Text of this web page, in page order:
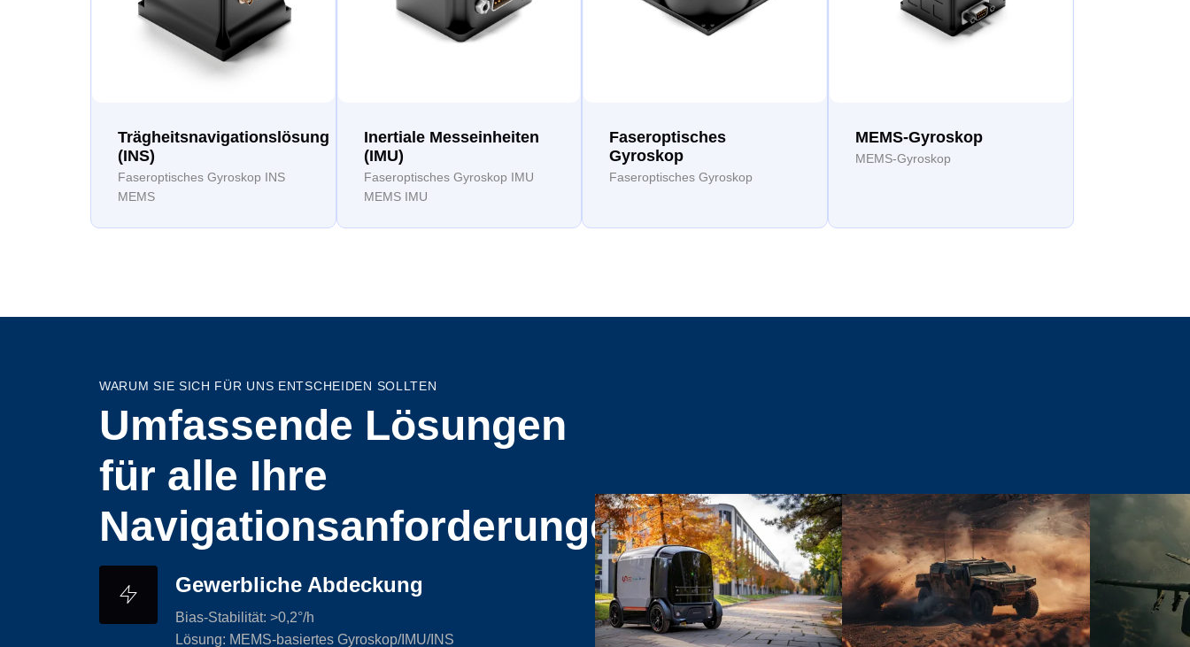
Trägheitsnavigationslösung
(INS)
Faseroptisches Gyroskop INS
MEMS
Inertiale Messeinheiten
(IMU)
Faseroptisches Gyroskop IMU
MEMS IMU
Faseroptisches
Gyroskop
Faseroptisches Gyroskop
MEMS-Gyroskop
MEMS-Gyroskop
WARUM SIE SICH FÜR UNS ENTSCHEIDEN SOLLTEN
Umfassende Lösungen
für alle Ihre
Navigationsanforderungen
Gewerbliche Abdeckung
Bias-Stabilität: >0,2°/h
Lösung: MEMS-basiertes Gyroskop/IMU/INS